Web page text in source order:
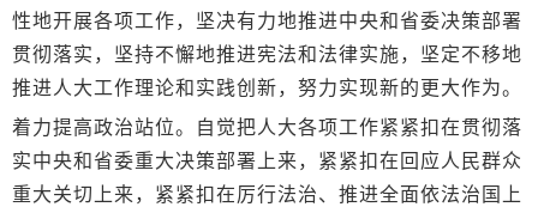
性地开展各项工作，坚决有力地推进中央和省委决策部署
贯彻落实，坚持不懈地推进宪法和法律实施，坚定不移地
推进人大工作理论和实践创新，努力实现新的更大作为。
着力提高政治站位。自觉把人大各项工作紧紧扣在贯彻落
实中央和省委重大决策部署上来，紧紧扣在回应人民群众
重大关切上来，紧紧扣在厉行法治、推进全面依法治国上